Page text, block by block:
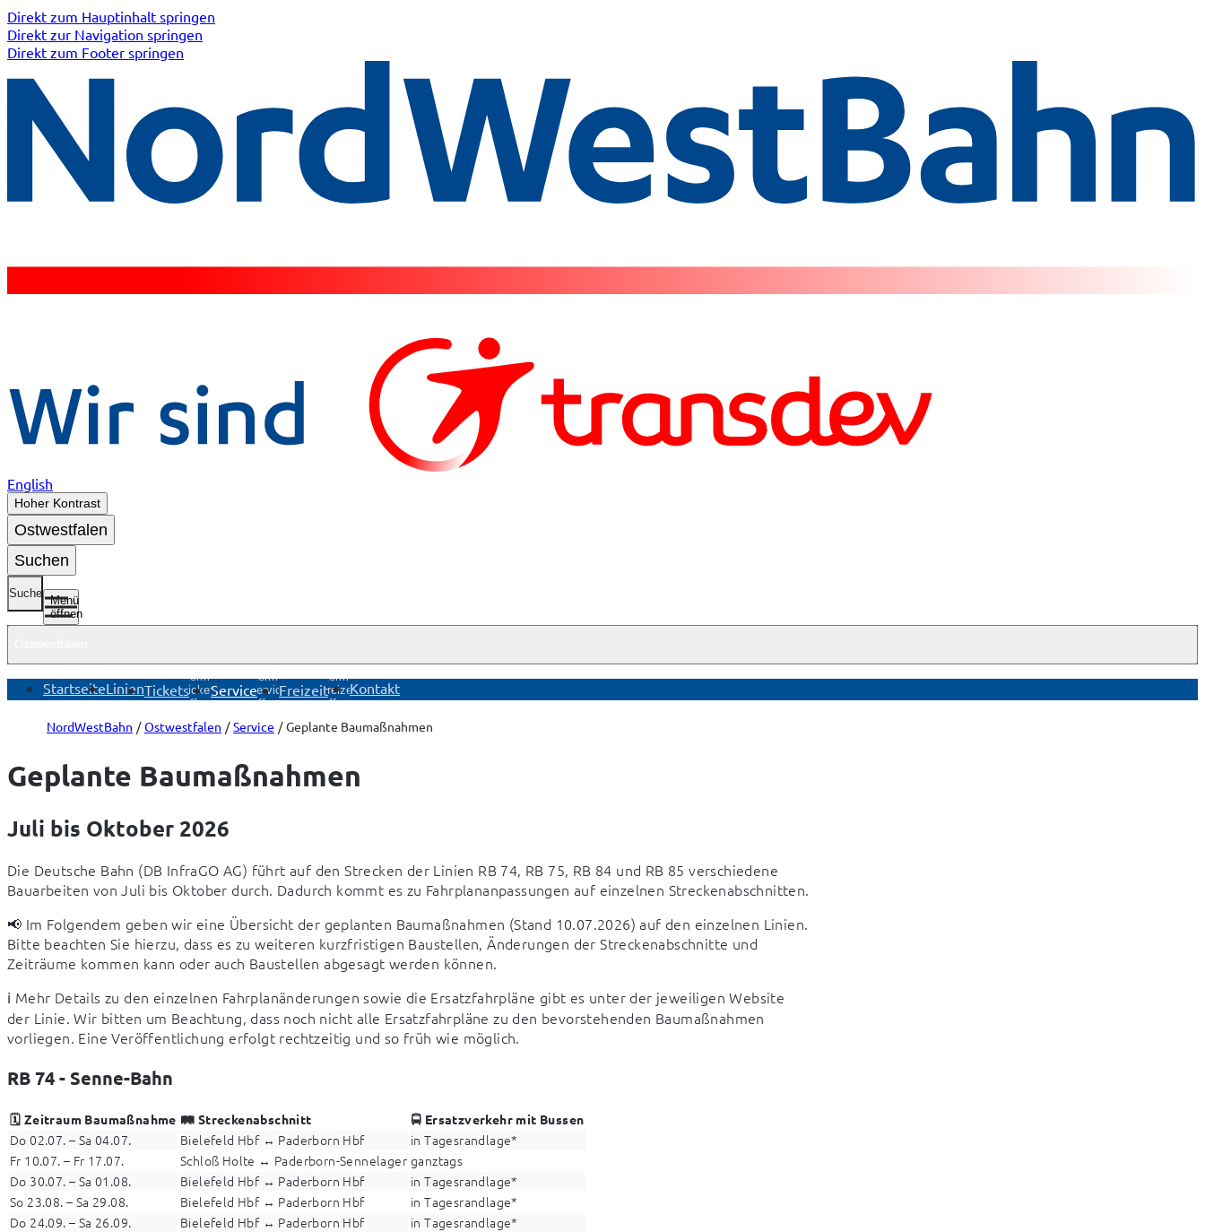
Direkt zum Hauptinhalt springen
Direkt zur Navigation springen
Direkt zum Footer springen
English
Hoher Kontrast
Ostwestfalen
Suchen
Suche
Menü
öffnen
StartseiteLinienTickets
Untermenü
Tickets
öffnen
Service
Untermenü
Service
öffnen
Freizeit
Untermenü
Freizeit
öffnen
Kontakt
NordWestBahn Ostwestfalen Service Geplante Baumaßnahmen
Geplante Baumaßnahmen
Juli bis Oktober 2026
Die Deutsche Bahn (DB InfraGO AG) führt auf den Strecken der Linien RB 74, RB 75, RB 84 und RB 85 verschiedene
Bauarbeiten von Juli bis Oktober durch. Dadurch kommt es zu Fahrplananpassungen auf einzelnen Streckenabschnitten.
📢 Im Folgendem geben wir eine Übersicht der geplanten Baumaßnahmen (Stand 10.07.2026) auf den einzelnen Linien.
Bitte beachten Sie hierzu, dass es zu weiteren kurzfristigen Baustellen, Änderungen der Streckenabschnitte und
Zeiträume kommen kann oder auch Baustellen abgesagt werden können.
ℹ️ Mehr Details zu den einzelnen Fahrplanänderungen sowie die Ersatzfahrpläne gibt es unter der jeweiligen Website
der Linie. Wir bitten um Beachtung, dass noch nicht alle Ersatzfahrpläne zu den bevorstehenden Baumaßnahmen
vorliegen. Eine Veröffentlichung erfolgt rechtzeitig und so früh wie möglich.
RB 74 - Senne-Bahn
🗓️ Zeitraum Baumaßnahme 🛤️ Streckenabschnitt 🚍 Ersatzverkehr mit Bussen
Do 02.07. – Sa 04.07. Bielefeld Hbf ↔ Paderborn Hbf
in Tagesrandlage*
Fr 10.07. – Fr 17.07.
Schloß Holte ↔ Paderborn-Sennelager ganztags
Do 30.07. – Sa 01.08.
Bielefeld Hbf ↔ Paderborn Hbf
in Tagesrandlage*
So 23.08. – Sa 29.08.
Bielefeld Hbf ↔ Paderborn Hbf
in Tagesrandlage*
Do 24.09. – Sa 26.09.
Bielefeld Hbf ↔ Paderborn Hbf
in Tagesrandlage*